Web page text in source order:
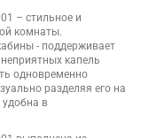
– стильное и
комнаты.
- поддерживает
капель
одновременно
разделяя его на
в